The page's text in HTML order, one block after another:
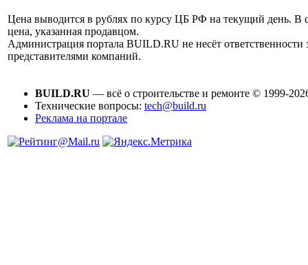
Цена выводится в рублях по курсу ЦБ РФ на текущий день. В
цена, указанная продавцом.
Администрация портала BUILD.RU не несёт
представителями компаний.
BUILD.RU — всё о строительстве и ремонте © 1999-
Технические вопросы: tech@build.ru
Реклама на портале